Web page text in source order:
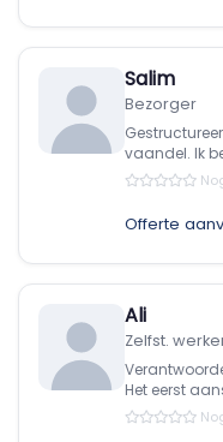
Salim
Bezorger
vaandel. Ik
Offerte
Ali
Zelfst.
Het eerst